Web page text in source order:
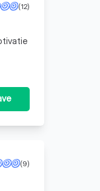
(12)
(9)